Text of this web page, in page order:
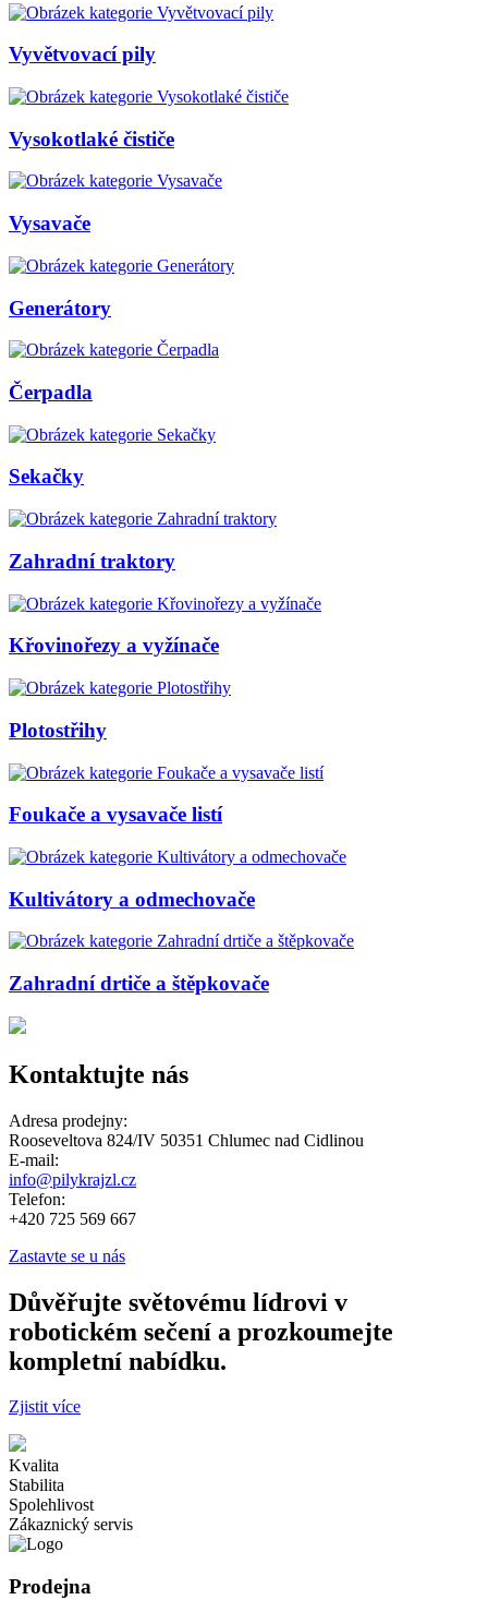
Vyvětvovací pily
Vysokotlaké čističe
Vysavače
Generátory
Čerpadla
Sekačky
Zahradní traktory
Křovinořezy a vyžínače
Plotostřihy
Foukače a vysavače listí
Kultivátory a odmechovače
Zahradní drtiče a štěpkovače
Kontaktujte nás
Adresa prodejny:
Rooseveltova 824/IV 50351 Chlumec nad Cidlinou
E-mail:
info@pilykrajzl.cz
Telefon:
+420 725 569 667
Zastavte se u nás
Důvěřujte světovému lídrovi v
robotickém sečení a prozkoumejte
kompletní nabídku.
Zjistit více
Kvalita
Stabilita
Spolehlivost
Zákaznický servis
Prodejna